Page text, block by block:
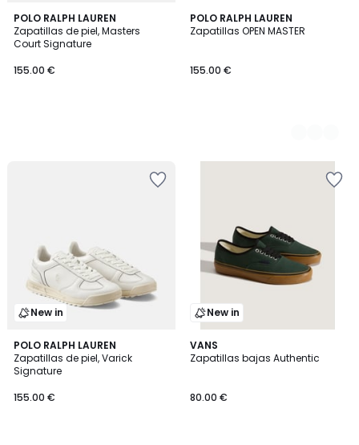
POLO RALPH LAUREN
Zapatillas de piel, Masters
Court Signature
155.00 €
POLO RALPH LAUREN
Zapatillas OPEN MASTER
155.00 €
2
Colores
New in
POLO RALPH LAUREN
Zapatillas de piel, Varick
Signature
155.00 €
2
Colores
New in
VANS
Zapatillas bajas Authentic
80.00 €